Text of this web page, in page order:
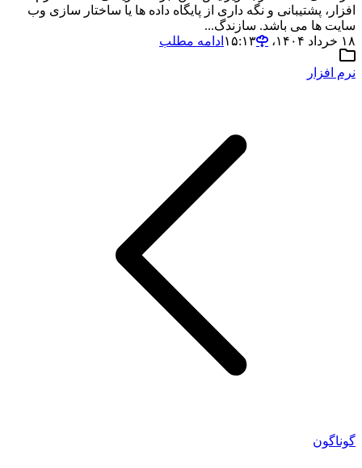
افزار، پشتیبانی و نگه داری از پایگاه داده ها یا ساختار سازی وب
سایت ها می باشد. سازندگ...
۱۸ خرداد ۱۴۰۴،‏ ۱۵:۱۳
ادامه مطلب
نرم افزار
گوناگون